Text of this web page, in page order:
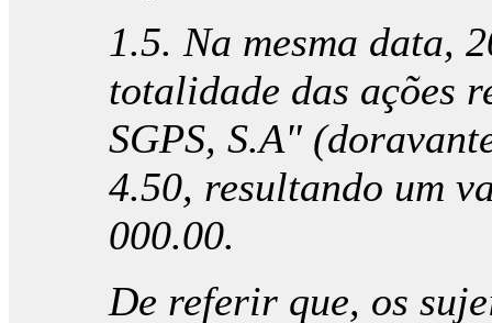
1.5. Na mesma data,
totalidade das ações
SGPS, S.A"
4.50, resultando um
000.00.
De referir que, os